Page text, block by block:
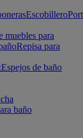
Escobillero
muebles para
Repisa para
Espejos de baño
baño